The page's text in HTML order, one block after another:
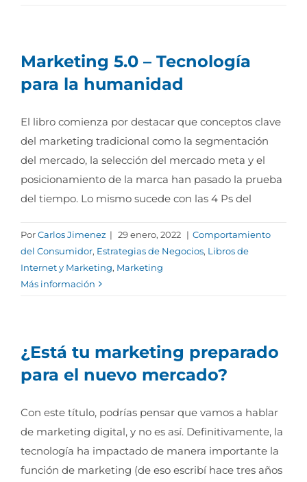
Marketing 5.0 – Tecnología
para la humanidad
El libro comienza por destacar que conceptos clave
del marketing tradicional como la segmentación
del mercado, la selección del mercado meta y el
posicionamiento de la marca han pasado la prueba
del tiempo. Lo mismo sucede con las 4 Ps del
PorCarlos Jimenez | 29 enero, 2022 | Comportamiento
del Consumidor, Estrategias de Negocios, Libros de
Internet y Marketing, Marketing
Más información
¿Está tu marketing preparado
para el nuevo mercado?
Con este título, podrías pensar que vamos a hablar
de marketing digital, y no es así. Definitivamente, la
tecnología ha impactado de manera importante la
función de marketing (de eso escribí hace tres años